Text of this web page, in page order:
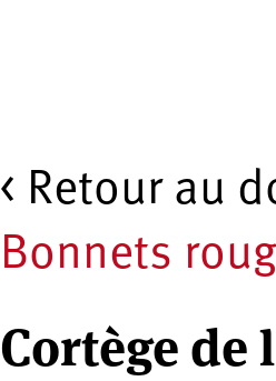
< Retour au
Bonnets
Cortège de